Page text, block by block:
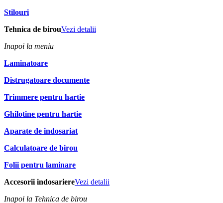
Stilouri
Tehnica de birouVezi detalii
Inapoi la meniu
Laminatoare
Distrugatoare documente
Trimmere pentru hartie
Ghilotine pentru hartie
Aparate de indosariat
Calculatoare de birou
Folii pentru laminare
Accesorii indosariereVezi detalii
Inapoi la Tehnica de birou